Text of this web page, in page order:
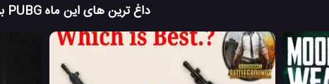
داغ ترین های این ماه PUBG برای کامپیوتر